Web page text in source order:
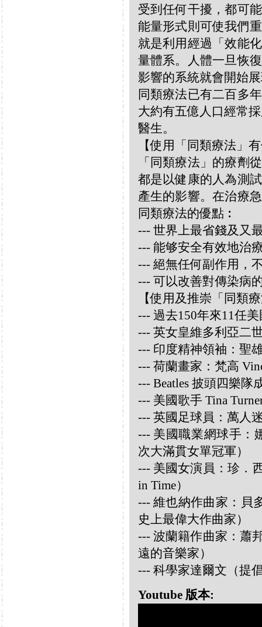
受到任何干擾，都可
能量形式則可使我們
就是利用經過「效能
量體系。人體一旦恢
影響的系統就會開始
同類療法已有二百多
大約有五億人口經常
醫生。
【使用「同類療法」
「同類療法」的療劑
都是以健康的人為測
產生的影響。在治療
同類療法的優點︰
--- 世界上最省錢及又
--- 能够安全有效地治
--- 絕無任何副作用，
--- 可以改善對傳染病
【使用及推崇「同類
--- 過去150年來11任
--- 英女皇維多利亞二
--- 印度精神領袖：聖
--- 荷蘭畫家：梵高
--- Beatles 披頭四樂隊
--- 美國歌手 Tina
--- 英國足球員：萬人
--- 美國職業網球手：
次大滿貫女單冠軍）
--- 美國女演員：珍．
in Time）
--- 維也納作曲家：貝
史上最偉大作曲家）
--- 波蘭籍作曲家：蕭
遠的音樂家）
--- 科學家達爾文（提
Youtube 版本: